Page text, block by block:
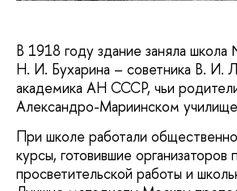
В 1918 году здание заняла
Н. И. Бухарина – советника В. И.
академика АН СССР, чьи
Александро-Мариинском
При школе работали
курсы, готовившие организаторов
просветительской работы и